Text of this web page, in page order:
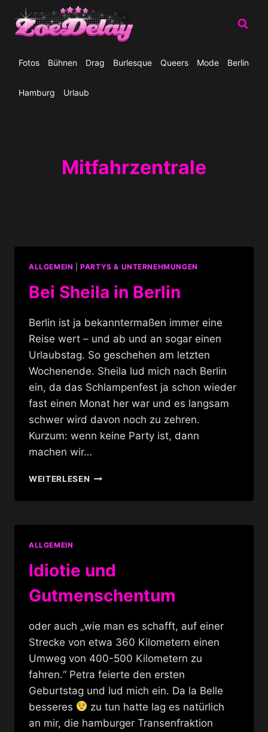
Inhalt
springen
Fotos Bühnen Drag Burlesque Queers Mode Berlin
Hamburg Urlaub
Mitfahrzentrale
ALLGEMEIN |PARTYS & UNTERNEHMUNGEN
Bei Sheila in Berlin
Berlin ist ja bekanntermaßen immer eine
Reise wert – und ab und an sogar einen
Urlaubstag. So geschehen am letzten
Wochenende. Sheila lud mich nach Berlin
ein, da das Schlampenfest ja schon wieder
fast einen Monat her war und es langsam
schwer wird davon noch zu zehren.
Kurzum: wenn keine Party ist, dann
machen wir…
WEITERLESENBEI
IN
ALLGEMEIN
Idiotie und
Gutmenschentum
oder auch „wie man es schafft, auf einer
Strecke von etwa 360 Kilometern einen
Umweg von 400-500 Kilometern zu
fahren.“ Petra feierte den ersten
Geburtstag und lud mich ein. Da la Belle
besseres
zu tun hatte lag es natürlich
an mir, die hamburger Transenfraktion